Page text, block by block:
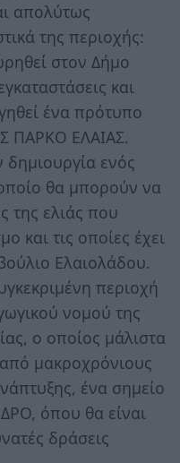
απολύτως
της περιοχής:
στον Δήμο
και
ένα πρότυπο
ΠΑΡΚΟ ΕΛΑΙΑΣ.
ενός
θα μπορούν να
της ελιάς που
και τις οποίες έχει
Ελαιολάδου.
περιοχή
νομού της
ο οποίος μάλιστα
από μακροχρόνιους
ένα σημείο
όπου θα είναι
δράσεις